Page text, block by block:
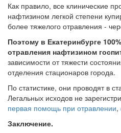
Как правило, все клинические
нафтизином легкой степени
более тяжелого отравле­ния -
Поэтому в Екатеринбурге
отравления на­фтизином
зависимости от тяжести
отделения стационаров города.
По статистике, они проводят в
Легальных ис­ходов не
первая помощь при отравлении,
Заключение.